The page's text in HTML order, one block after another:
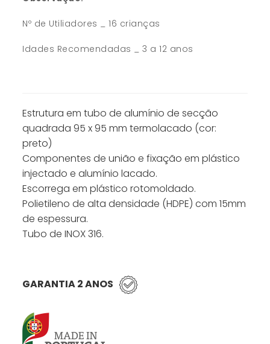
Nº de Utiliadores _ 16 crianças
Idades Recomendadas _ 3 a 12 anos
Estrutura em tubo de alumínio de secção
quadrada 95 x 95 mm termolacado (cor:
preto)
Componentes de união e fixação em plástico
injectado e alumínio lacado.
Escorrega em plástico rotomoldado.
Polietileno de alta densidade (HDPE) com 15mm
de espessura.
Tubo de INOX 316.
GARANTIA 2 ANOS